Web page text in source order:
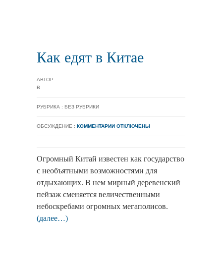
Как едят в Китае
АВТОР
В
РУБРИКА : БЕЗ РУБРИКИ
ОБСУЖДЕНИЕ : КОММЕНТАРИИ ОТКЛЮЧЕНЫ
Огромный Китай известен как государство
с необъятными возможностями для
отдыхающих. В нем мирный деревенский
пейзаж сменяется величественными
небоскребами огромных мегаполисов.
(далее…)